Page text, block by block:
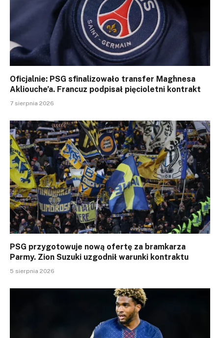
Oficjalnie: PSG sfinalizowało transfer Maghnesa
Akliouche’a. Francuz podpisał pięcioletni kontrakt
7 sierpnia 2026
PSG przygotowuje nową ofertę za bramkarza
Parmy. Zion Suzuki uzgodnił warunki kontraktu
5 sierpnia 2026